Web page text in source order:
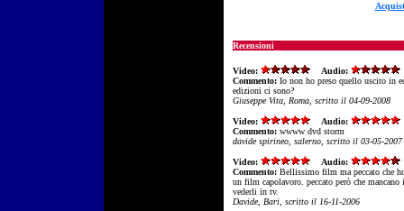
Recensioni
Video:
Audio:
Commento: Io non ho preso quello uscito in
edizioni ci sono?
Giuseppe Vita, Roma, scritto il 04-09-2008
Video:
Audio:
Commento: wwww dvd storm
davide spirineo, salerno, scritto il 03-05-2007
Video:
Audio:
Commento: Bellissimo film ma peccato che
un film capolavoro. peccato però che
vederli in tv.
Davide, Bari, scritto il 16-11-2006